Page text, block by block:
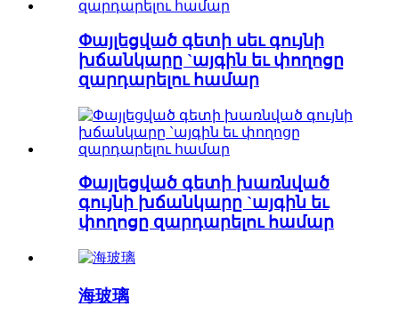
Փայլեցված գետի սեւ գույնի
խճանկարը `այգին եւ փողոցը
զարդարելու համար
Փայլեցված գետի խառնված
գույնի խճանկարը `այգին եւ
փողոցը զարդարելու համար
海玻璃